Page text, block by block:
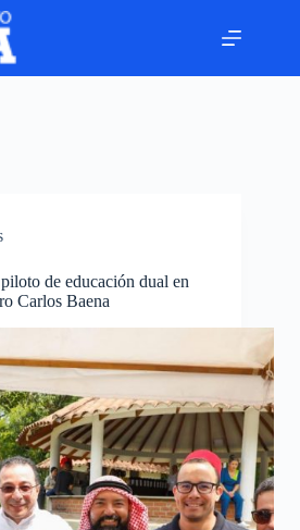
de educación dual en
Carlos Baena